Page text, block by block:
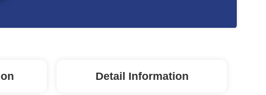
Detail Information